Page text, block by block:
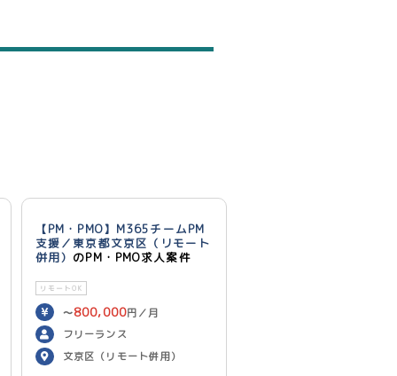
【PM・PMO】M365チームPM
支援／東京都文京区（リモート
併用） のPM・PMO求人案件
リモートOK
〜800,000円／月
フリーランス
文京区（リモート併用）